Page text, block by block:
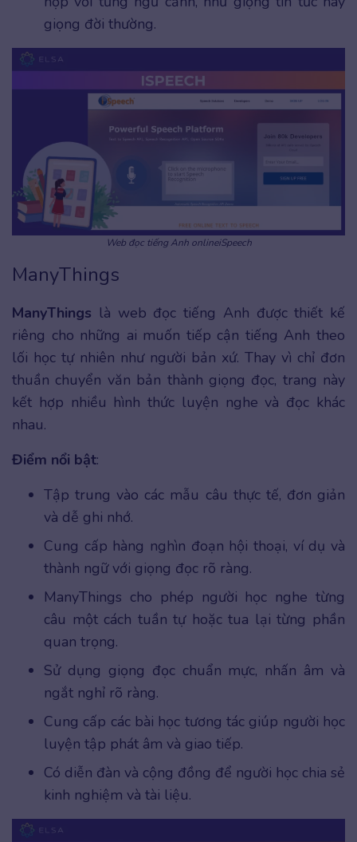
giọng đời thường.
Web đọc tiếng Anh onlineiSpeech
ManyThings
ManyThings là web đọc tiếng Anh được thiết kế
riêng cho những ai muốn tiếp cận tiếng Anh theo
lối học tự nhiên như người bản xứ. Thay vì chỉ đơn
thuần chuyển văn bản thành giọng đọc, trang này
kết hợp nhiều hình thức luyện nghe và đọc khác
nhau.
Điểm nổi bật:
Tập trung vào các mẫu câu thực tế, đơn giản
và dễ ghi nhớ.
Cung cấp hàng nghìn đoạn hội thoại, ví dụ và
thành ngữ với giọng đọc rõ ràng.
ManyThings cho phép người học nghe từng
câu một cách tuần tự hoặc tua lại từng phần
quan trọng.
Sử dụng giọng đọc chuẩn mực, nhấn âm và
ngắt nghỉ rõ ràng.
Cung cấp các bài học tương tác giúp người học
luyện tập phát âm và giao tiếp.
Có diễn đàn và cộng đồng để người học chia sẻ
kinh nghiệm và tài liệu.